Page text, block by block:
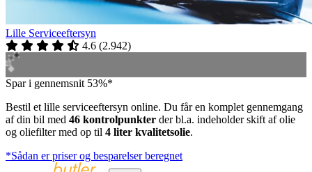
Lille Serviceeftersyn
4.6 (2.942)
Spar i gennemsnit 53%*
Bestil et lille serviceeftersyn online. Du får en komplet gennemgang
af din bil med 46 kontrolpunkter der bl.a. indeholder skift af olie
og oliefilter med op til 4 liter kvalitetsolie.
*Sådan er priser og besparelser beregnet